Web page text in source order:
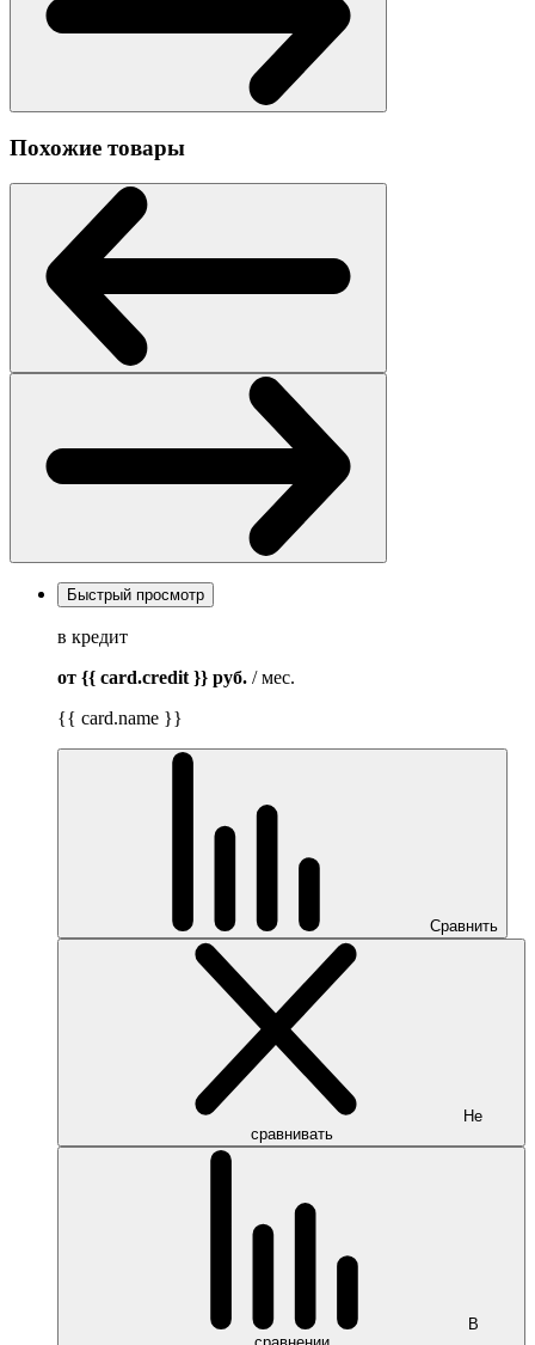
Похожие товары
Быстрый просмотр
в кредит
от {{ card.credit }} руб. / мес.
{{ card.name }}
Сравнить
Не
сравнивать
В